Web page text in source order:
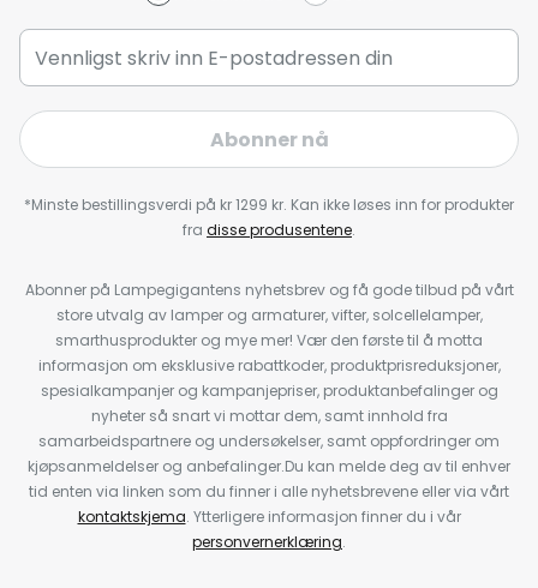
Abonner nå
*Minste bestillingsverdi på kr 1299 kr. Kan ikke løses inn for produkter
fra disse produsentene.
Abonner på Lampegigantens nyhetsbrev og få gode tilbud på vårt
store utvalg av lamper og armaturer, vifter, solcellelamper,
smarthusprodukter og mye mer! Vær den første til å motta
informasjon om eksklusive rabattkoder, produktprisreduksjoner,
spesialkampanjer og kampanjepriser, produktanbefalinger og
nyheter så snart vi mottar dem, samt innhold fra
samarbeidspartnere og undersøkelser, samt oppfordringer om
kjøpsanmeldelser og anbefalinger.Du kan melde deg av til enhver
tid enten via linken som du finner i alle nyhetsbrevene eller via vårt
kontaktskjema. Ytterligere informasjon finner du i vår
personvernerklæring.